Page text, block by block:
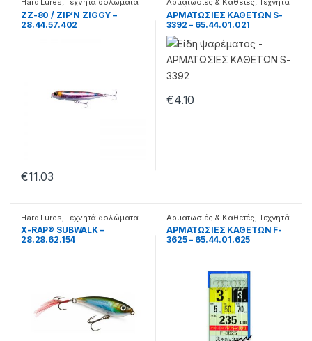
ZZ-80 / ZIP’N ZIGGY –
28.44.57.402
€11.03
δολώματα
ΑΡΜΑΤΩΣΙΕΣ ΚΑΘΕΤΩΝ S-
3392 – 65.44.01.021
€4.10
Hard Lures ,Τεχνητά δολώματα
X-RAP® SUBWALK –
28.28.62.154
Αρματωσιές & Καθετές Τεχνητά
δολώματα
ΑΡΜΑΤΩΣΙΕΣ ΚΑΘΕΤΩΝ F-
3625 – 65.44.01.625